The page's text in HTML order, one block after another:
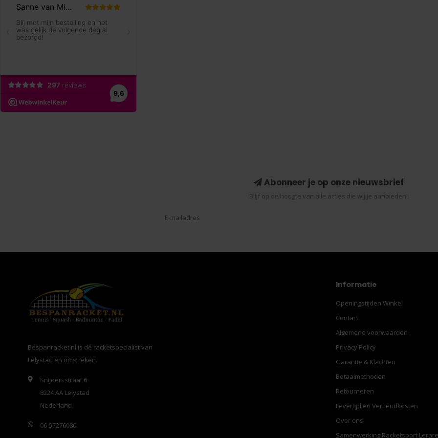
Abonneer je op onze nieuwsbrief
Blijf op de hoogte van alle acties die wij je aanbieden!
Bespanracket.nl is dé racketspecialist van
Lelystad en omstreken.
Snijdersstraat 6
8224 AA Lelystad
Nederland
06-57276080
Informatie
Openingstijden Winkel
Contact
Algemene voorwaarden
Privacy Policy
Garantie & Klachten
Betaalmethoden
Retourneren
Levertijd en Verzendkosten
Over ons
Samenwerking Racketsport